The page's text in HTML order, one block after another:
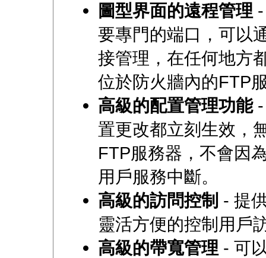
圖型界面的遠程管理
要專門的端口，可以
接管理，在任何地方
位於防火牆內的FTP
高級的配置管理功能-
置更改都立刻生效，
FTP服務器，不會因
用戶服務中斷。
高級的訪問控制 - 提
靈活方便的控制用戶
高級的帶寬管理 - 可